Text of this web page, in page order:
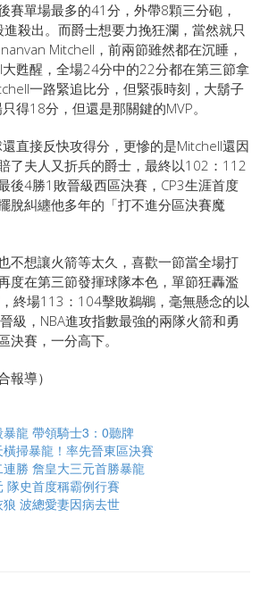
賽單場最多的41分，外帶8顆三分砲，
進殺出。而爵士想要力挽狂瀾，當然就只
Mitchell，前兩節雖然都在沉睡，
甦醒，全場24分中的22分都在第三節拿
一路緊追比分，但緊張時刻，大鬍子
得18分，但還是那關鍵的MVP。
直接反快攻得分，更慘的是Mitchell還因
了夫人又折兵的爵士，最終以102：112
後4勝1敗晉級西區決賽，CP3生涯首度
脫糾纏他多年的「打不進分區決賽魔
不想讓火箭等太久，喜歡一節當全場打
度在第三節發揮球隊本色，單節狂轟濫
終場113：104擊敗鵜鶘，毫無懸念的以
級，NBA進攻指數最強的兩隊火箭和勇
決賽，一分高下。
報導）
龍 帶領騎士3：0聽牌
掃暴龍！率先晉東區決賽
勝 詹皇大三元首勝暴龍
隊史首度稱霸例行賽
波總愛妻因病去世